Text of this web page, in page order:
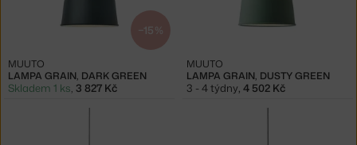
−15 %
LAMPA GRAIN, DARK GREEN
MUUTO
Skladem 1 ks, 3 827 Kč
LAMPA GRAIN, DUSTY GREEN
MUUTO
3 - 4 týdny, 4 502 Kč